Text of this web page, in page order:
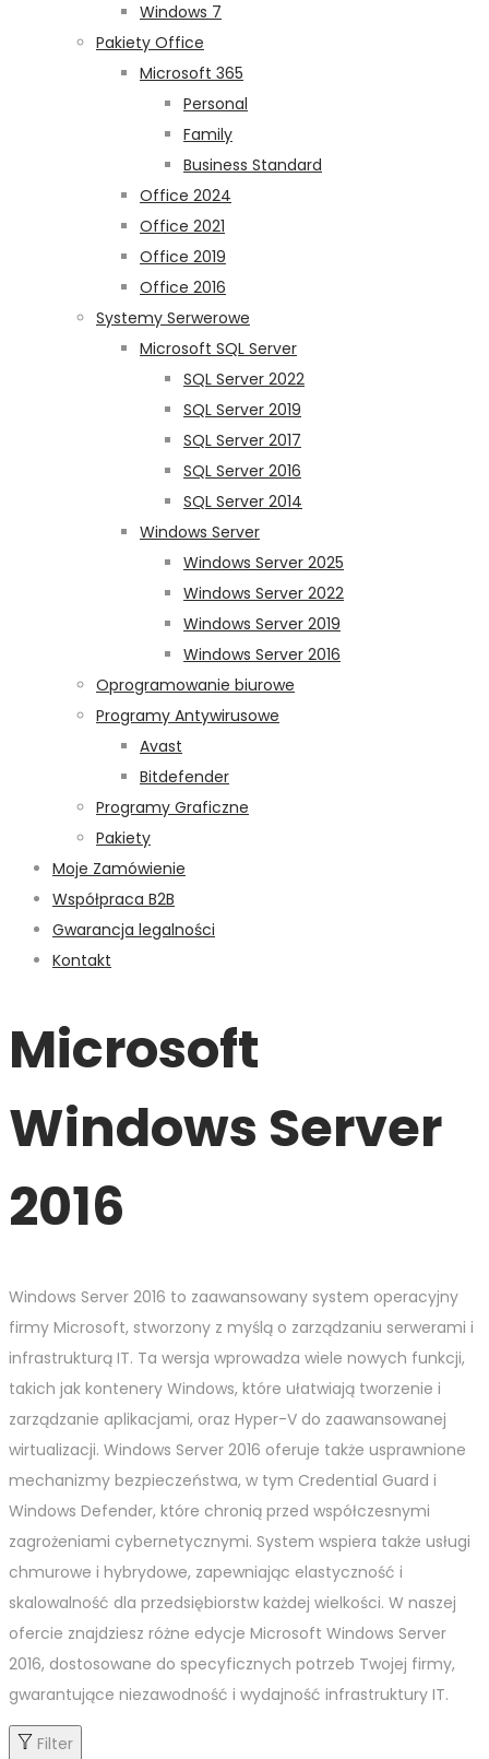
Windows 7
Pakiety Office
Microsoft 365
Personal
Family
Business Standard
Office 2024
Office 2021
Office 2019
Office 2016
Systemy Serwerowe
Microsoft SQL Server
SQL Server 2022
SQL Server 2019
SQL Server 2017
SQL Server 2016
SQL Server 2014
Windows Server
Windows Server 2025
Windows Server 2022
Windows Server 2019
Windows Server 2016
Oprogramowanie biurowe
Programy Antywirusowe
Avast
Bitdefender
Programy Graficzne
Pakiety
Moje Zamówienie
Współpraca B2B
Gwarancja legalności
Kontakt
Microsoft
Windows Server
2016
Windows Server 2016 to zaawansowany system operacyjny
firmy Microsoft, stworzony z myślą o zarządzaniu serwerami i
infrastrukturą IT. Ta wersja wprowadza wiele nowych funkcji,
takich jak kontenery Windows, które ułatwiają tworzenie i
zarządzanie aplikacjami, oraz Hyper-V do zaawansowanej
wirtualizacji. Windows Server 2016 oferuje także usprawnione
mechanizmy bezpieczeństwa, w tym Credential Guard i
Windows Defender, które chronią przed współczesnymi
zagrożeniami cybernetycznymi. System wspiera także usługi
chmurowe i hybrydowe, zapewniając elastyczność i
skalowalność dla przedsiębiorstw każdej wielkości. W naszej
ofercie znajdziesz różne edycje Microsoft Windows Server
2016, dostosowane do specyficznych potrzeb Twojej firmy,
gwarantujące niezawodność i wydajność infrastruktury IT.
Filter